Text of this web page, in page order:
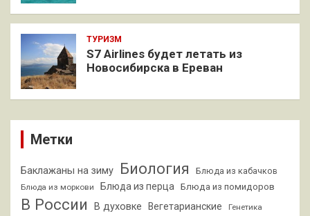
ТУРИЗМ
S7 Airlines будет летать из
Новосибирска в Ереван
Метки
Баклажаны на зиму Биология Блюда из кабачков
Блюда из моркови Блюда из перца Блюда из помидоров
В России В духовке Вегетарианские Генетика